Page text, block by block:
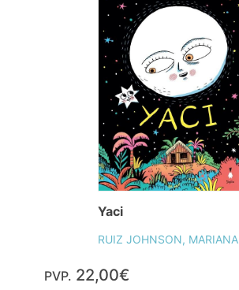
Yaci
RUIZ JOHNSON, MARIANA
PVP. 22,00€